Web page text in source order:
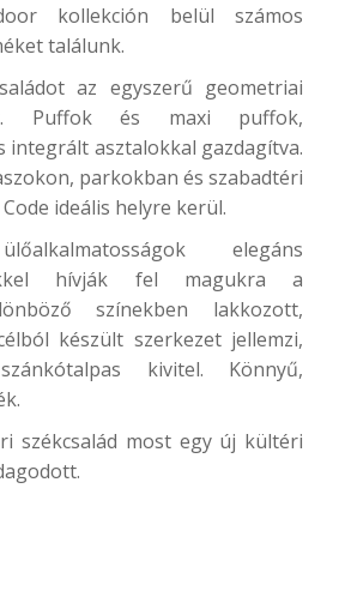
kollekción belül számos
találunk.
az egyszerű geometriai
Puffok és maxi puffok,
integrált asztalokkal gazdagítva.
parkokban és szabadtéri
ideális helyre kerül.
elegáns
hívják fel magukra a
színekben lakkozott,
készült szerkezet jellemzi,
kivitel. Könnyű,
székcsalád most egy új kültéri